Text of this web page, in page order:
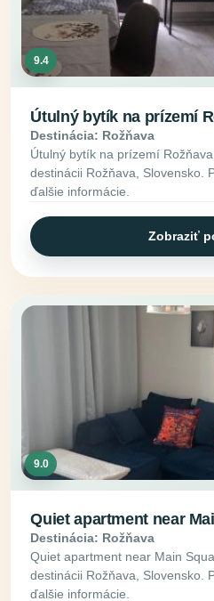
9.4
Útulný bytík na prízemí
Destinácia: Rožňava
Útulný bytík na prízemí
destinácii Rožňava, Slovensko.
ďalšie informácie.
Zobraziť
9.0
Quiet apartment near
Destinácia: Rožňava
Quiet apartment near Main
destinácii Rožňava, Slovensko.
ďalšie informácie.